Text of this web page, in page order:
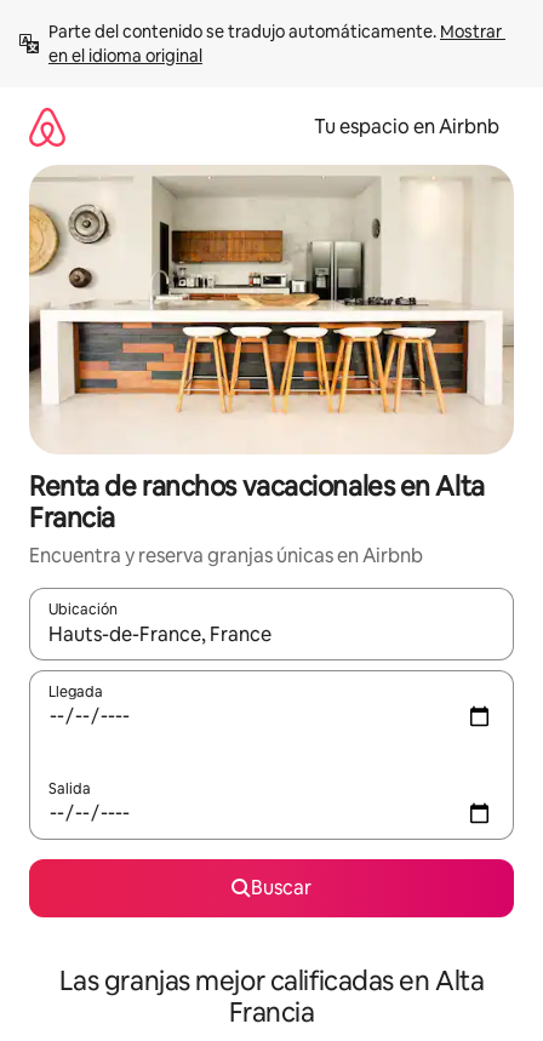
contenido
Parte del contenido se tradujo automáticamente. Mostrar
en el idioma original
Tu espacio en Airbnb
Renta de ranchos vacacionales en Alta
Francia
Encuentra y reserva granjas únicas en Airbnb
Ubicación
Cuando los resultados estén disponibles, podrás navegar
Llegada
Salida
Buscar
Las granjas mejor calificadas en Alta
Francia